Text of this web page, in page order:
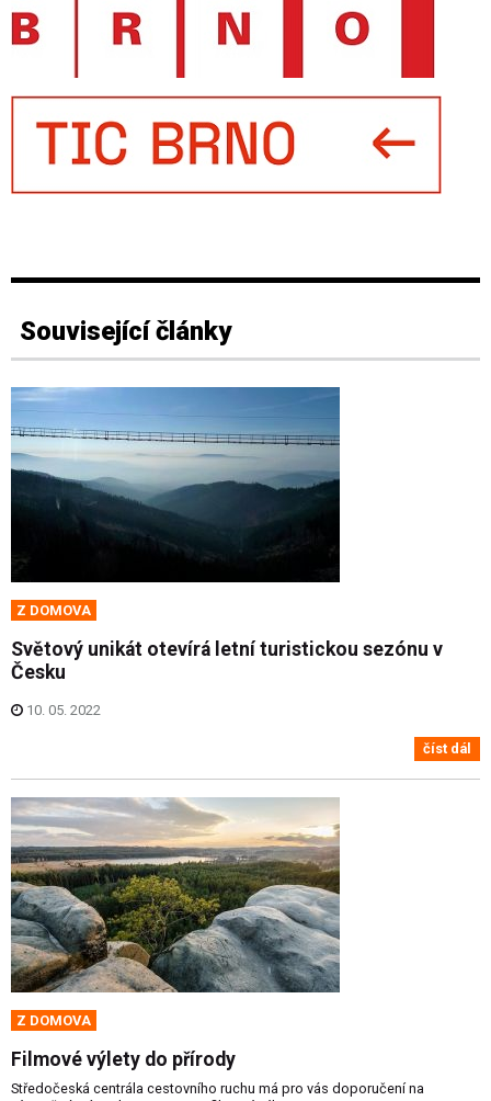
Související články
Z DOMOVA
Světový unikát otevírá letní turistickou sezónu v
Česku
10. 05. 2022
číst dál
Z DOMOVA
Filmové výlety do přírody
Středočeská centrála cestovního ruchu má pro vás doporučení na